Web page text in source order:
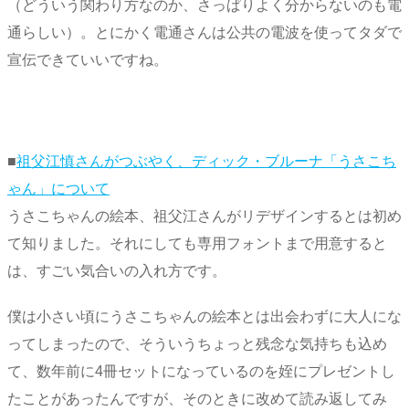
（どういう関わり方なのか、さっぱりよく分からないのも電
通らしい）。とにかく電通さんは公共の電波を使ってタダで
宣伝できていいですね。
■祖父江慎さんがつぶやく、ディック・ブルーナ「うさこち
ゃん」について
うさこちゃんの絵本、祖父江さんがリデザインするとは初め
て知りました。それにしても専用フォントまで用意すると
は、すごい気合いの入れ方です。
僕は小さい頃にうさこちゃんの絵本とは出会わずに大人にな
ってしまったので、そういうちょっと残念な気持ちも込め
て、数年前に4冊セットになっているのを姪にプレゼントし
たことがあったんですが、そのときに改めて読み返してみ